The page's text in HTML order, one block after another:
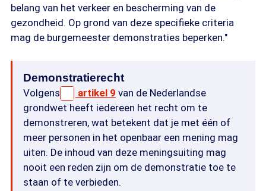
belang van het verkeer en bescherming van de
gezondheid. Op grond van deze specifieke criteria
mag de burgemeester demonstraties beperken."
Demonstratierecht
Volgens artikel 9 van de Nederlandse
grondwet heeft iedereen het recht om te
demonstreren, wat betekent dat je met één of
meer personen in het openbaar een mening mag
uiten. De inhoud van deze meningsuiting mag
nooit een reden zijn om de demonstratie toe te
staan of te verbieden.